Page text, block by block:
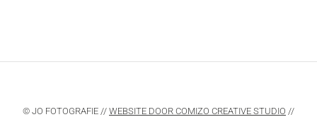
© JO FOTOGRAFIE // WEBSITE DOOR COMIZO CREATIVE STUDIO //